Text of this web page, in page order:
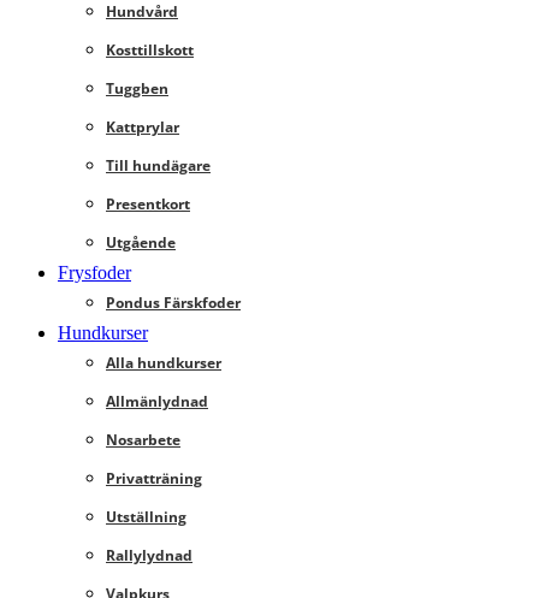
Hundvård
Kosttillskott
Tuggben
Kattprylar
Till hundägare
Presentkort
Utgående
Frysfoder
Pondus Färskfoder
Hundkurser
Alla hundkurser
Allmänlydnad
Nosarbete
Privatträning
Utställning
Rallylydnad
Valpkurs